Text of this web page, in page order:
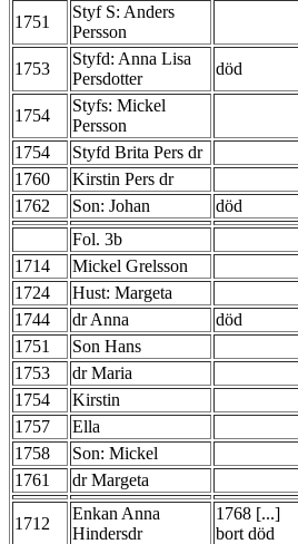
1751
Styf S: Anders
Persson
1753
Styfd: Anna Lisa
Persdotter
död
1754
Styfs: Mickel
Persson
1754
Styfd Brita Pers dr
1760
Kirstin Pers dr
1762
Son: Johan
död
Fol. 3b
1714
Mickel Grelsson
1724
Hust: Margeta
1744
dr Anna
död
1751
Son Hans
1753
dr Maria
1754
Kirstin
1757
Ella
1758
Son: Mickel
1761
dr Margeta
1712
Enkan Anna
Hindersdr
1768 [...]
bort död